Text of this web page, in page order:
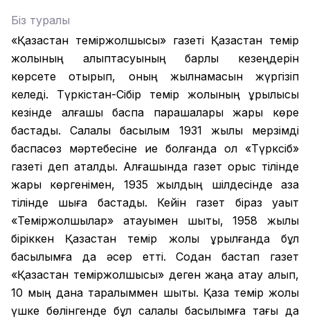
Біз туралы
«Қазақстан теміржолшысы» газеті Қазақстан темір
жолының қалыптасуының барлық кезеңдерін
көрсете отырып, оның жылнамасын жүргізіп
келеді. Түркістан-Сібір темір жолының құрылысы
кезінде алғашқы баспа парақшалары жарық көре
бастады. Салалық басылым 1931 жылы мерзімді
баспасөз мәртебесіне ие болғанда ол «Түрксіб»
газеті деп аталды. Алғашында газет орыс тілінде
жарық көргенімен, 1935 жылдың шілдесінде қазақ
тілінде шыға бастады. Кейін газет біраз уақыт
«Теміржолшылар» атауымен шықты, 1958 жылы
біріккен Қазақстан темір жолы құрылғанда бұл
басылымға да әсер етті. Содан бастап газет
«Қазақстан теміржолшысы» деген жаңа атау алып,
10 мың дана таралыммен шықты. Қазақ темір жолы
үшке бөлінгенде бұл салалық басылымға тағы да